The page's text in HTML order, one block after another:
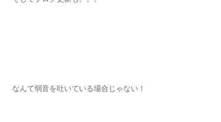
なんて弱音を吐いている場合じゃない！